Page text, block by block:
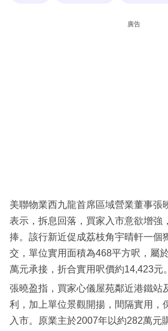
區
廣告
美聯物業西九龍首席區域營業董事張
表示，拆息回落，買家入市意欲增強
捧。該行新近促成荔枝角宇晴軒一個
交，單位實用面積為468平方呎，屬
萬元承接，折合實用呎價約14,423元。
張曉盈指，買家心儀屋苑鄰近港鐵站
利，加上單位景觀開揚，間隔實用，
入市。原業主於2007年以約282萬元